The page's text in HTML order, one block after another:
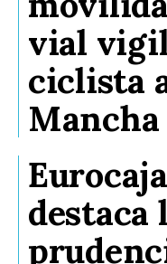
vial
ciclista
Mancha
destaca